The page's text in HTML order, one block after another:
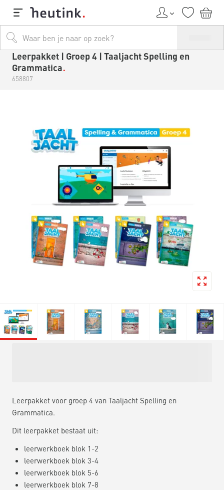
Leerpakket | Groep 4 | Taaljacht Spelling en
Grammatica
658807
Leerpakket voor groep 4 van Taaljacht Spelling en
Grammatica.
Dit leerpakket bestaat uit:
leerwerkboek blok 1-2
leerwerkboek blok 3-4
leerwerkboek blok 5-6
leerwerkboek blok 7-8